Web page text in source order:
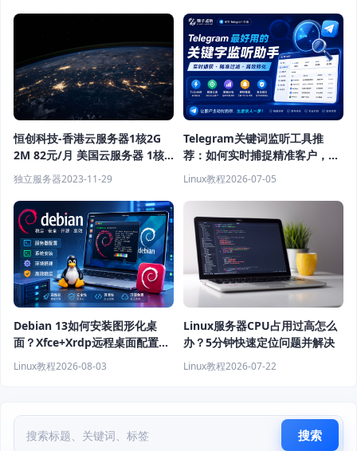
恒创科技-香港云服务器1核2G
2M 82元/月 美国云服务器 1核
2G 5M 69元/月 日本云服务器 1
核2G 2M 74元/月
独立服务器2023-11-29
Telegram关键词监听工具推
荐：如何实时捕捉精准客户，提
高获客效率？
Linux教程2026-07-05
Debian 13如何安装图形化桌
面？Xfce+Xrdp远程桌面配置教
程
Linux教程2026-08-03
Linux服务器CPU占用过高怎么
办？5分钟快速定位问题并解决
Linux教程2026-07-22
搜索